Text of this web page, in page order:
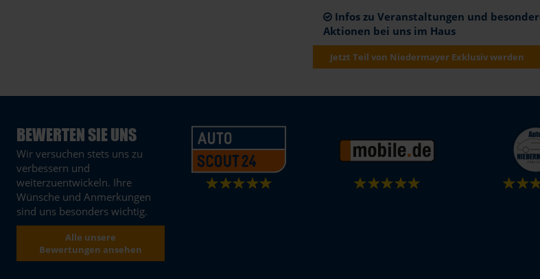
Infos zu Veranstaltungen und
Aktionen bei uns im Haus
Jetzt Teil von Niedermayer Exklusiv werden
BEWERTEN SIE UNS
Wir versuchen stets uns zu
verbessern und
weiterzuentwickeln. Ihre
Wünsche und Anmerkungen
sind uns besonders wichtig.
Alle unsere
Bewertungen ansehen